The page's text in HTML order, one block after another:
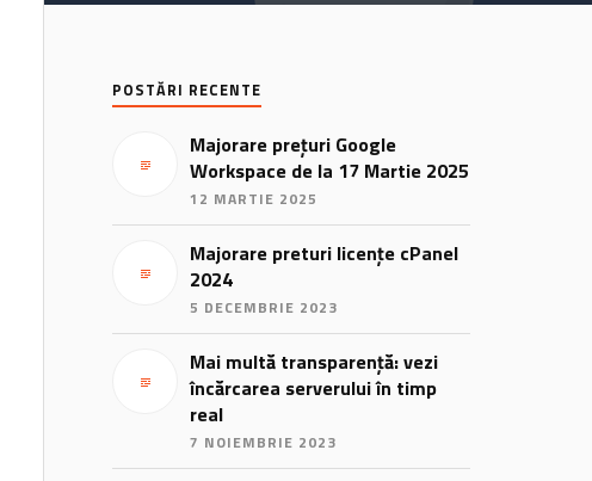
POSTĂRI RECENTE
Majorare prețuri Google
Workspace de la 17 Martie 2025
12 MARTIE 2025
Majorare preturi licențe cPanel
2024
5 DECEMBRIE 2023
Mai multă transparență: vezi
încărcarea serverului în timp
real
7 NOIEMBRIE 2023